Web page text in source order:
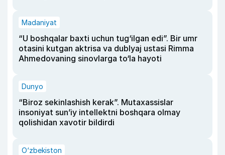
Madaniyat
“U boshqalar baxti uchun tug‘ilgan edi”. Bir umr
otasini kutgan aktrisa va dublyaj ustasi Rimma
Ahmedovaning sinovlarga to‘la hayoti
Dunyo
“Biroz sekinlashish kerak”. Mutaxassislar
insoniyat sun’iy intellektni boshqara olmay
qolishidan xavotir bildirdi
O‘zbekiston